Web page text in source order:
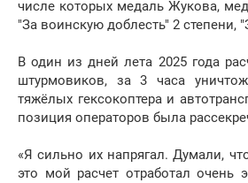
числе которых медаль Жукова,
"За воинскую доблесть" 2 степени,
В один из дней лета 2025 года
штурмовиков, за 3 часа
тяжёлых гексокоптера и
позиция операторов была
«Я сильно их напрягал. Думали,
это мой расчет отработал очень